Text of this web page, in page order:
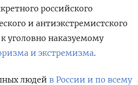
российского
и антиэкстремистского
уголовно наказуемому
и экстремизма.
людей в России и по всему